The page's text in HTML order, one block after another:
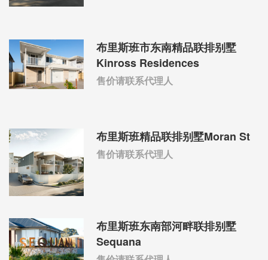
布里斯班市东南精品联排别墅
Kinross Residences
售价请联系代理人
布里斯班精品联排别墅Moran St
售价请联系代理人
布里斯班东南部河畔联排别墅
Sequana